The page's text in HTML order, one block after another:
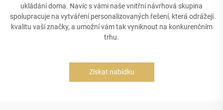
ukládání doma. Navíc s vámi naše vnitřní návrhová skupina
spolupracuje na vytváření personalizovaných řešení, která odrážejí
kvalitu vaší značky, a umožní vám tak vyniknout na konkurenčním
trhu.
Získat nabídku